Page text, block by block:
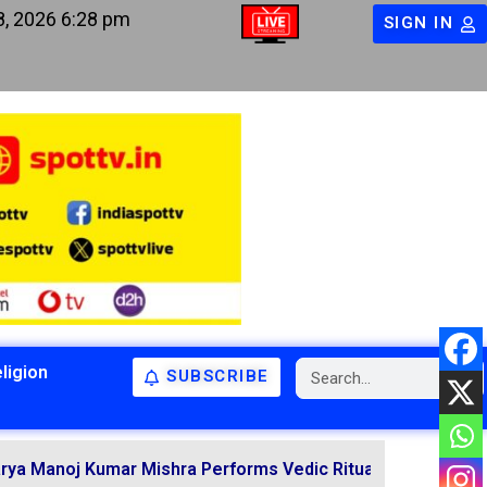
2026 6:28 pm SIGN IN
SUBSCRIBE
Kumar Mishra Performs Vedic Rituals for the
LATEST NEWS
NATIONAL
RELIGION